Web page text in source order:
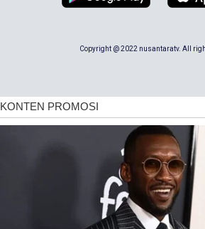
Copyright @ 2022 nusantaratv. All